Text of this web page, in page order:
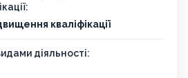
кваліфікації
діяльності: